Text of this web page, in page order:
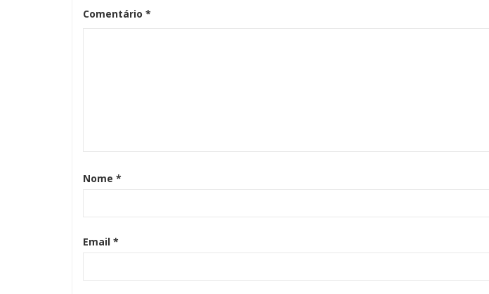
Comentário *
Nome *
Email *